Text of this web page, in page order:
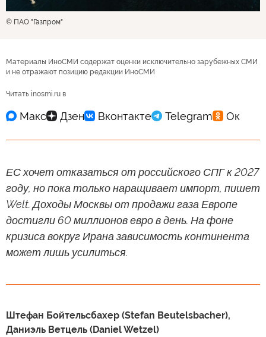
© ПАО "Газпром"
Материалы ИноСМИ содержат оценки исключительно зарубежных СМИ
и не отражают позицию редакции ИноСМИ
Читать inosmi.ru в
ЕС хочет отказаться от российского СПГ к 2027
году, но пока только наращивает импорт, пишет
Welt. Доходы Москвы от продажи газа Европе
достигли 60 миллионов евро в день. На фоне
кризиса вокруг Ирана зависимость континента
может лишь усилиться.
Штефан Бойтельсбахер (Stefan Beutelsbacher),
Даниэль Ветцель (Daniel Wetzel)